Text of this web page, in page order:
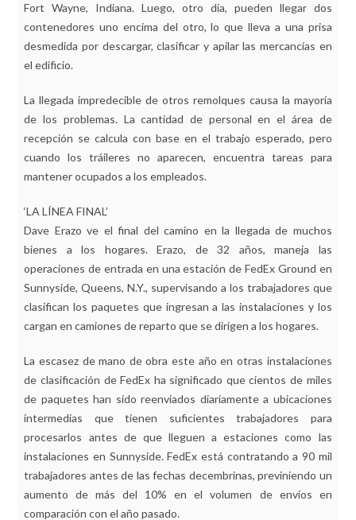
Fort Wayne, Indiana. Luego, otro día, pueden llegar dos
contenedores uno encima del otro, lo que lleva a una prisa
desmedida por descargar, clasificar y apilar las mercancías en
el edificio.
La llegada impredecible de otros remolques causa la mayoría
de los problemas. La cantidad de personal en el área de
recepción se calcula con base en el trabajo esperado, pero
cuando los tráileres no aparecen, encuentra tareas para
mantener ocupados a los empleados.
‘LA LÍNEA FINAL’
Dave Erazo ve el final del camino en la llegada de muchos
bienes a los hogares. Erazo, de 32 años, maneja las
operaciones de entrada en una estación de FedEx Ground en
Sunnyside, Queens, N.Y., supervisando a los trabajadores que
clasifican los paquetes que ingresan a las instalaciones y los
cargan en camiones de reparto que se dirigen a los hogares.
La escasez de mano de obra este año en otras instalaciones
de clasificación de FedEx ha significado que cientos de miles
de paquetes han sido reenviados diariamente a ubicaciones
intermedias que tienen suficientes trabajadores para
procesarlos antes de que lleguen a estaciones como las
instalaciones en Sunnyside. FedEx está contratando a 90 mil
trabajadores antes de las fechas decembrinas, previniendo un
aumento de más del 10% en el volumen de envíos en
comparación con el año pasado.